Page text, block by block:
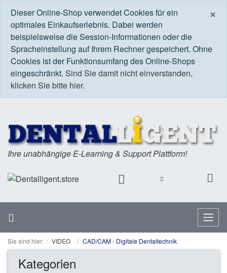
×
Dieser Online-Shop verwendet Cookies für ein
optimales Einkaufserlebnis. Dabei werden
beispielsweise die Session-Informationen oder die
Spracheinstellung auf Ihrem Rechner gespeichert. Ohne
Cookies ist der Funktionsumfang des Online-Shops
eingeschränkt. Sind Sie damit nicht einverstanden,
klicken Sie bitte hier.
Ihre unabhängige E-Learning & Support Plattform!
Menü
Sie sind hier: VIDEO CAD/CAM - Digitale Dentaltechnik
Kategorien